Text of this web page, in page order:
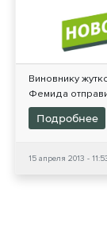
Виновнику
Фемида
Подробнее
15 апреля 2013 -